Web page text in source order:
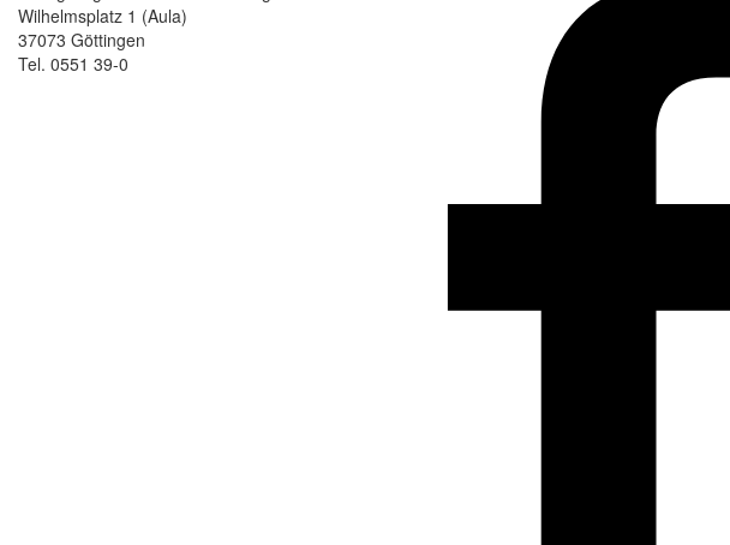
Wilhelmsplatz 1 (Aula)
37073 Göttingen
Tel. 0551 39-0